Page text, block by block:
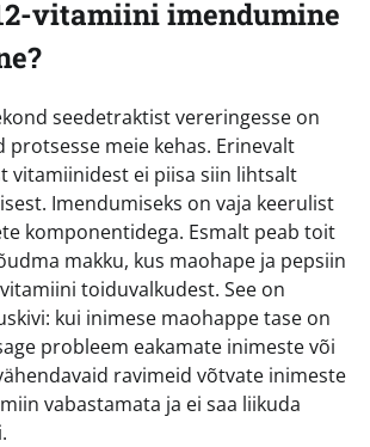
vitamiini imendumine
seedetraktist vereringesse on
protsesse meie kehas. Erinevalt
vitamiinidest ei piisa siin lihtsalt
Imendumiseks on vaja keerulist
komponentidega. Esmalt peab toit
makku, kus maohape ja pepsiin
toiduvalkudest. See on
kui inimese maohappe tase on
probleem eakamate inimeste või
ravimeid võtvate inimeste
vabastamata ja ei saa liikuda